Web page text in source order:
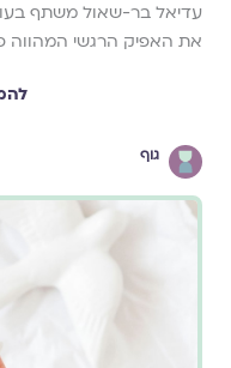
עדיאל בר-שאול משתף
את האפיק הרגשי
גוף